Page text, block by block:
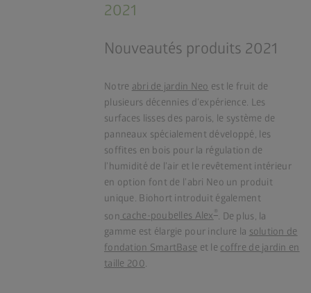
2021
Nouveautés produits 2021
Notre abri de jardin Neo est le fruit de
plusieurs décennies d’expérience. Les
surfaces lisses des parois, le système de
panneaux spécialement développé, les
soffites en bois pour la régulation de
l’humidité de l’air et le revêtement intérieur
en option font de l’abri Neo un produit
unique. Biohort introduit également
son cache-poubelles Alex ®
. De plus, la
gamme est élargie pour inclure la solution de
fondation SmartBase et le coffre de jardin en
taille 200.